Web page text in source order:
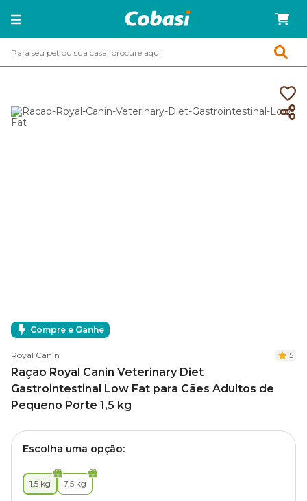
Compre e Ganhe
Royal Canin 5
Ração Royal Canin Veterinary Diet
Gastrointestinal Low Fat para Cães Adultos de
Pequeno Porte 1,5 kg
Escolha uma opção:
1,5 kg 7,5 kg